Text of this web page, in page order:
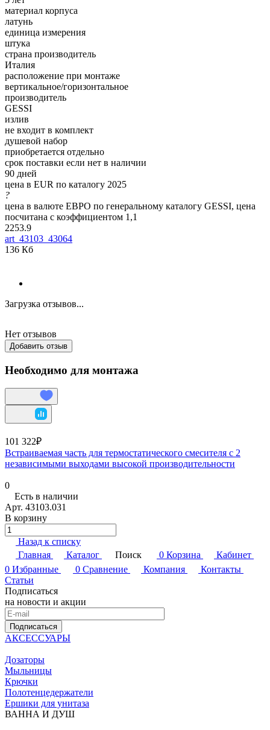
материал корпуса
латунь
единица измерения
штука
страна производитель
Италия
расположение при монтаже
вертикальное/горизонтальное
производитель
GESSI
излив
не входит в комплект
душевой набор
приобретается отдельно
срок поставки если нет в наличии
90 дней
цена в EUR по каталогу 2025
?
цена в валюте ЕВРО по генеральному каталогу GESSI, цена
посчитана с коэффициентом 1,1
2253.9
art_43103_43064
136 Кб
Загрузка отзывов...
Нет отзывов
Добавить отзыв
Необходимо для монтажа
101 322₽
Встраиваемая часть для термостатического смесителя с 2
независимыми выходами высокой производительности
0
Есть в наличии
Арт. 43103.031
В корзину
Назад к списку
Главная
Каталог Поиск 0 Корзина
Кабинет
0 Избранные 0 Сравнение Компания
Контакты
Статьи
Подписаться
на новости и акции
Подписаться
АКСЕССУАРЫ
Дозаторы
Мыльницы
Крючки
Полотенцедержатели
Ершики для унитаза
ВАННА И ДУШ